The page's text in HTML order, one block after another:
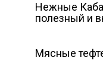
Нежные
полезный и
Мясные